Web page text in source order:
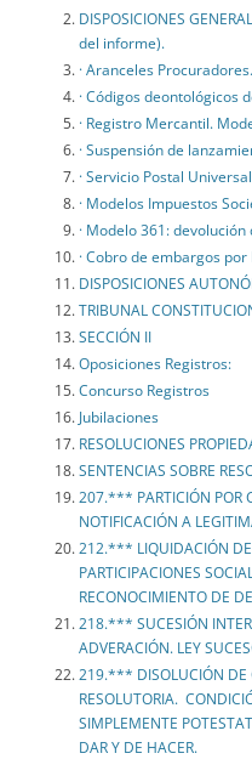
DISPOSICIONES
del informe).
· Aranceles Procuradores.
· Códigos deontológicos
· Registro Mercantil.
· Suspensión de
· Servicio Postal
· Modelos Impuestos
· Modelo 361:
· Cobro de embargos
DISPOSICIONES
TRIBUNAL
SECCIÓN II
Oposiciones Registros:
Concurso Registros
Jubilaciones
RESOLUCIONES
SENTENCIAS SOBRE
207.*** PARTICIÓN POR
NOTIFICACIÓN A
212.*** LIQUIDACIÓN DE
PARTICIPACIONES
RECONOCIMIENTO DE
218.*** SUCESIÓN
ADVERACIÓN. LEY
219.*** DISOLUCIÓN DE
RESOLUTORIA.
SIMPLEMENTE
DAR Y DE HACER.